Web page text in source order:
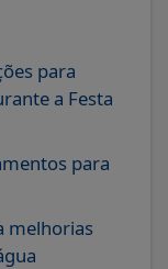
para
a Festa
para
melhorias